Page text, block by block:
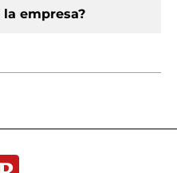
empresa?